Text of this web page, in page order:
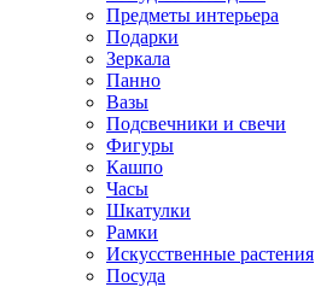
Предметы интерьера
Подарки
Зеркала
Панно
Вазы
Подсвечники и свечи
Фигуры
Кашпо
Часы
Шкатулки
Рамки
Искусственные растения
Посуда